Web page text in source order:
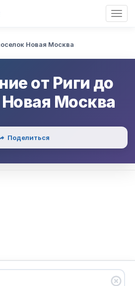
Новая Москва
от Риги до
Москва
Поделиться